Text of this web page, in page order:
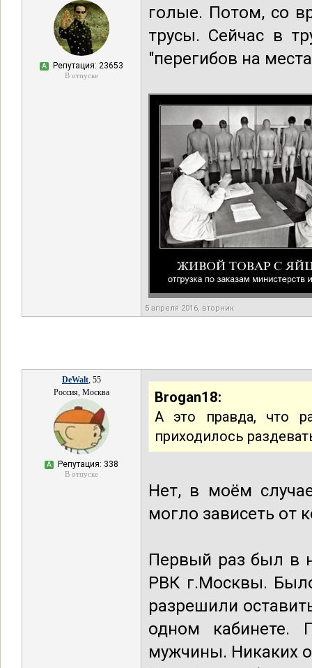
А Репутация: 23653
В отпуске
голые. Потом, со
трусы. Сейчас в
"перегибов на
5 апреля 2016, вторник
DeWalt, 55
Россия, Москва
А Репутация: 338
В отпуске
Brogan18:
А это правда, что
приходилось
Нет, в моём
могло зависеть от
Первый раз был в
РВК г.Москвы.
разрешили
одном кабинете.
мужчины. Никаких